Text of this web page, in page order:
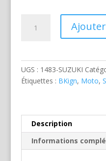
UGS : 1483-SUZUKI
Étiquettes : BKign, Moto,
Description
Informations